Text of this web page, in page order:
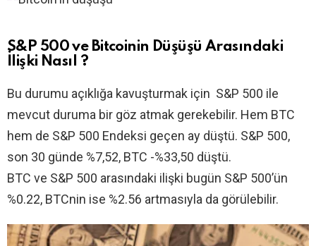
S&P 500 ve Bitcoinin Düşüşü Arasındaki
İlişki Nasıl ?
Bu durumu açıklığa kavuşturmak için S&P 500 ile
mevcut duruma bir göz atmak gerekebilir. Hem BTC
hem de S&P 500 Endeksi geçen ay düştü. S&P 500,
son 30 günde %7,52, BTC -%33,50 düştü.
BTC ve S&P 500 arasındaki ilişki bugün S&P 500’ün
%0.22, BTCnin ise %2.56 artmasıyla da görülebilir.